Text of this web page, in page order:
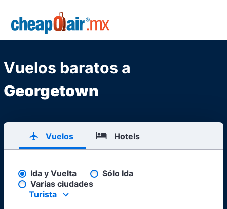
Skip to main content
Vuelos baratos a
Georgetown
Vuelos Hotels
Pick your flight type
Ida y Vuelta
Sólo Ida
Varias ciudades
Select your preferred seating class.
Turista